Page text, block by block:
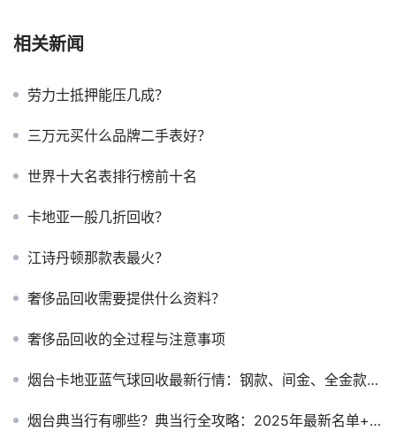
相关新闻
劳力士抵押能压几成？
三万元买什么品牌二手表好？
世界十大名表排行榜前十名
卡地亚一般几折回收？
江诗丹顿那款表最火？
奢侈品回收需要提供什么资料？
奢侈品回收的全过程与注意事项
烟台卡地亚蓝气球回收最新行情：钢款、间金、全金款值多少钱？
烟台典当行有哪些？典当行全攻略：2025年最新名单+选择指南（附典当避坑秘籍）